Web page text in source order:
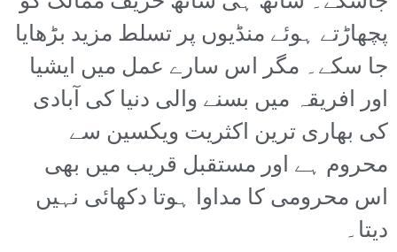
پچھاڑتے ہوئے منڈیوں پر تسلط مزید بڑھایا
جا سکے۔ مگر اس سارے عمل میں ایشیا
اور افریقہ میں بسنے والی دنیا کی آبادی
کی بھاری ترین اکثریت ویکسین سے
محروم ہے اور مستقبل قریب میں بھی
اس محرومی کا مداوا ہوتا دکھائی نہیں
دیتا۔